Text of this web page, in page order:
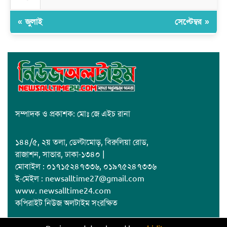
« জুলাই সেপ্টেম্বর »
সম্পাদক ও প্রকাশক: মোঃ জে এইচ রানা
১৪৪/৫, ২য় তলা, ডেল্টামোড়, বিরুলিয়া রোড,
রাজাশন, সাভার, ঢাকা-১৩৪০ |
মোবাইল : ০১৭১৫২৪৭৩৩৬, ০১৯৭৫২৪৭৩৩৬
ই-মেইল : newsalltime27@gmail.com
www. newsalltime24.com
কপিরাইট নিউজ অলটাইম সংরক্ষিত